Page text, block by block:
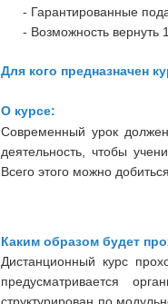
- Гарантированные
- Возможность вернуть
Для кого предназначен
О курсе:
Современный урок
деятельность, чтобы
Всего этого можно
Каким образом будет
Дистанционный курс
предусматривается